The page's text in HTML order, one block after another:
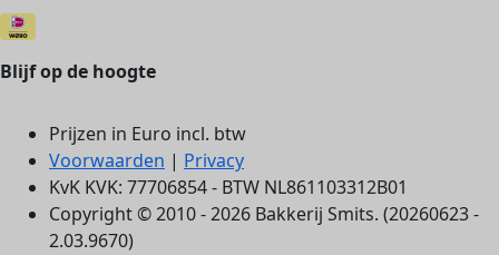
Blijf op de hoogte
Prijzen in Euro incl. btw
Voorwaarden | Privacy
KvK KVK: 77706854 - BTW NL861103312B01
Copyright © 2010 - 2026 Bakkerij Smits. (20260623 -
2.03.9670)